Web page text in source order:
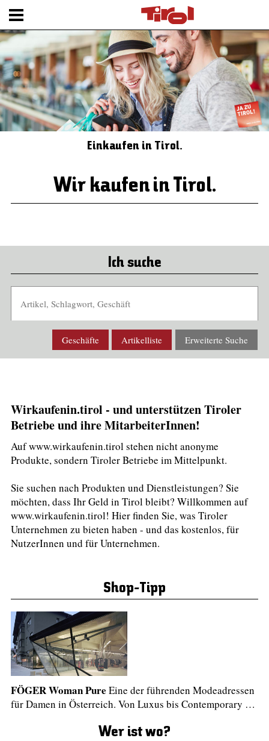
Einkaufen in Tirol.
Wir kaufen in Tirol.
Ich suche
Geschäfte Artikelliste Erweiterte Suche
Wirkaufenin.tirol - und unterstützen Tiroler
Betriebe und ihre MitarbeiterInnen!
Auf www.wirkaufenin.tirol stehen nicht anonyme
Produkte, sondern Tiroler Betriebe im Mittelpunkt.
Sie suchen nach Produkten und Dienstleistungen? Sie
möchten, dass Ihr Geld in Tirol bleibt? Willkommen auf
www.wirkaufenin.tirol! Hier finden Sie, was Tiroler
Unternehmen zu bieten haben - und das kostenlos, für
NutzerInnen und für Unternehmen.
Shop-Tipp
FÖGER Woman Pure Eine der führenden Modeadressen
für Damen in Österreich. Von Luxus bis Contemporary …
Wer ist wo?